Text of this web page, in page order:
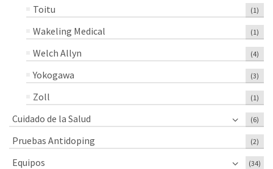
Toitu (1)
Wakeling Medical (1)
Welch Allyn (4)
Yokogawa (3)
Zoll (1)
Cuidado de la Salud (6)
Pruebas Antidoping (2)
Equipos (34)